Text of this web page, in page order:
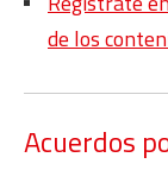
de los
Acuerdos